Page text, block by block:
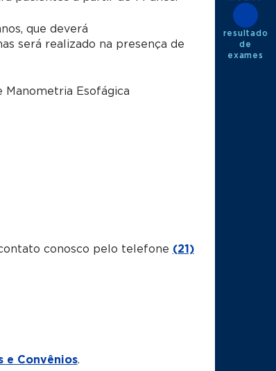
que deverá
será realizado na presença de
Manometria Esofágica
conosco pelo telefone (21)
e Convênios.
resultado
de
exames